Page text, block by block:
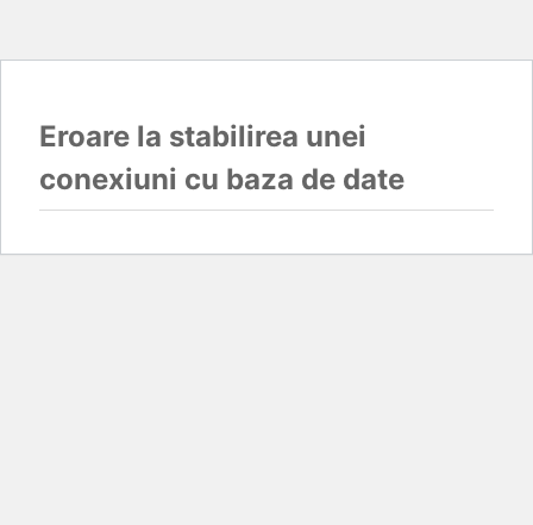
Eroare la stabilirea unei
conexiuni cu baza de date